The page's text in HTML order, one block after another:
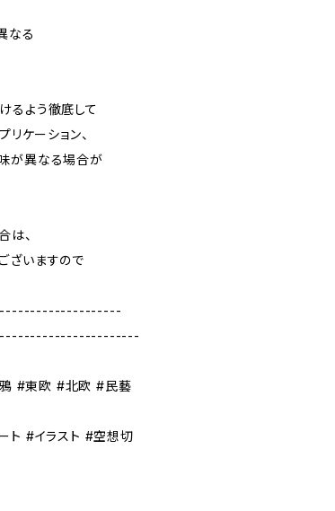
なる
るよう徹底して
ケーション、
が異なる場合が
は、
ざいますので
#東欧 #北欧 #民藝
#イラスト #空想切